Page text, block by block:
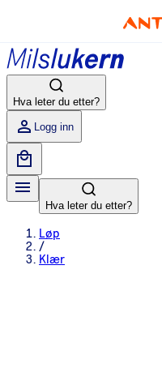
Hva leter du etter?
Logg inn
Hva leter du etter?
Løp
/
Klær